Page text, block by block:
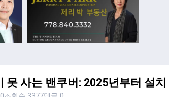
못 사는 밴쿠버: 2025년부터 설